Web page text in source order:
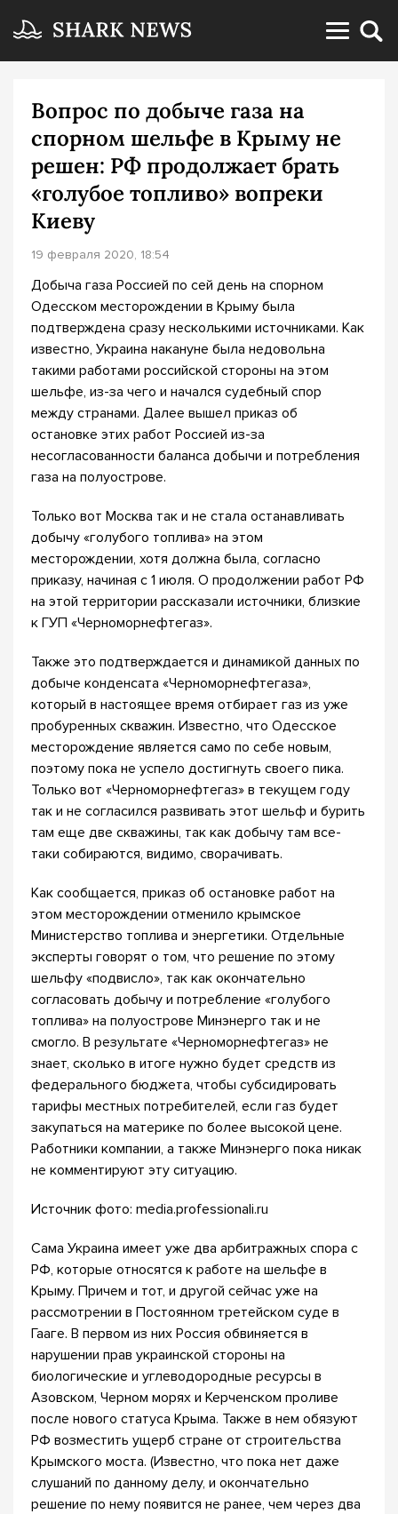
Вопрос по добыче газа на
спорном шельфе в Крыму не
решен: РФ продолжает брать
«голубое топливо» вопреки
Киеву
19 февраля 2020, 18:54
Добыча газа Россией по сей день на спорном
Одесском месторождении в Крыму была
подтверждена сразу несколькими источниками. Как
известно, Украина накануне была недовольна
такими работами российской стороны на этом
шельфе, из-за чего и начался судебный спор
между странами. Далее вышел приказ об
остановке этих работ Россией из-за
несогласованности баланса добычи и потребления
газа на полуострове.
Только вот Москва так и не стала останавливать
добычу «голубого топлива» на этом
месторождении, хотя должна была, согласно
приказу, начиная с 1 июля. О продолжении работ РФ
на этой территории рассказали источники, близкие
к ГУП «Черноморнефтегаз».
Также это подтверждается и динамикой данных по
добыче конденсата «Черноморнефтегаза»,
который в настоящее время отбирает газ из уже
пробуренных скважин. Известно, что Одесское
месторождение является само по себе новым,
поэтому пока не успело достигнуть своего пика.
Только вот «Черноморнефтегаз» в текущем году
так и не согласился развивать этот шельф и бурить
там еще две скважины, так как добычу там все-
таки собираются, видимо, сворачивать.
Как сообщается, приказ об остановке работ на
этом месторождении отменило крымское
Министерство топлива и энергетики. Отдельные
эксперты говорят о том, что решение по этому
шельфу «подвисло», так как окончательно
согласовать добычу и потребление «голубого
топлива» на полуострове Минэнерго так и не
смогло. В результате «Черноморнефтегаз» не
знает, сколько в итоге нужно будет средств из
федерального бюджета, чтобы субсидировать
тарифы местных потребителей, если газ будет
закупаться на материке по более высокой цене.
Работники компании, а также Минэнерго пока никак
не комментируют эту ситуацию.
Источник фото: media.professionali.ru
Сама Украина имеет уже два арбитражных спора с
РФ, которые относятся к работе на шельфе в
Крыму. Причем и тот, и другой сейчас уже на
рассмотрении в Постоянном третейском суде в
Гааге. В первом из них Россия обвиняется в
нарушении прав украинской стороны на
биологические и углеводородные ресурсы в
Азовском, Черном морях и Керченском проливе
после нового статуса Крыма. Также в нем обязуют
РФ возместить ущерб стране от строительства
Крымского моста. (Известно, что пока нет даже
слушаний по данному делу, и окончательно
решение по нему появится не ранее, чем через два